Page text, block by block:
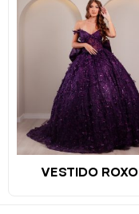
VESTIDO ROXO